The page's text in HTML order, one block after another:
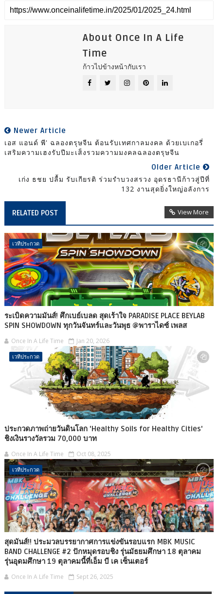
About Once In A Life
Time
ก้าวไปข้างหน้ากับเรา
Newer Article
เอส แอนด์ พี' ฉลองตรุษจีน ต้อนรับเทศกาลมงคล ด้วยเบเกอรี่
เสริมความเฮงรับปีมะเส็งรวมความมงคลฉลองตรุษจีน
Older Article
เก่ง ธชย ปลื้ม รับเกียรติ ร่วมรำบวงสรวง อุดรธานีก้าวสู่ปีที่
132 งานสุดยิ่งใหญ่อลังการ
RELATED POST View More
เวทีประกวด
ระเบิดความมันส์! ศึกเบย์เบลด สุดเร้าใจ PARADISE PLACE BEYLAB
SPIN SHOWDOWN ทุกวันจันทร์และวันพุธ @พาราไดซ์ เพลส
Once In A Life Time Jan 20, 2026
เวทีประกวด
ประกวดภาพถ่ายวันดินโลก 'Healthy Soils for Healthy Cities'
ชิงเงินรางวัลรวม 70,000 บาท
Once In A Life Time Oct 08, 2025
เวทีประกวด
สุดมันส์!! ประมวลบรรยากาศการแข่งขันรอบแรก MBK MUSIC
BAND CHALLENGE #2 ปักหมุดรอบชิง รุ่นมัธยมศึกษา 18 ตุลาคม
รุ่นอุดมศึกษา 19 ตุลาคมนี้ที่เอ็ม บี เค เซ็นเตอร์
Once In A Life Time Sept 26, 2025